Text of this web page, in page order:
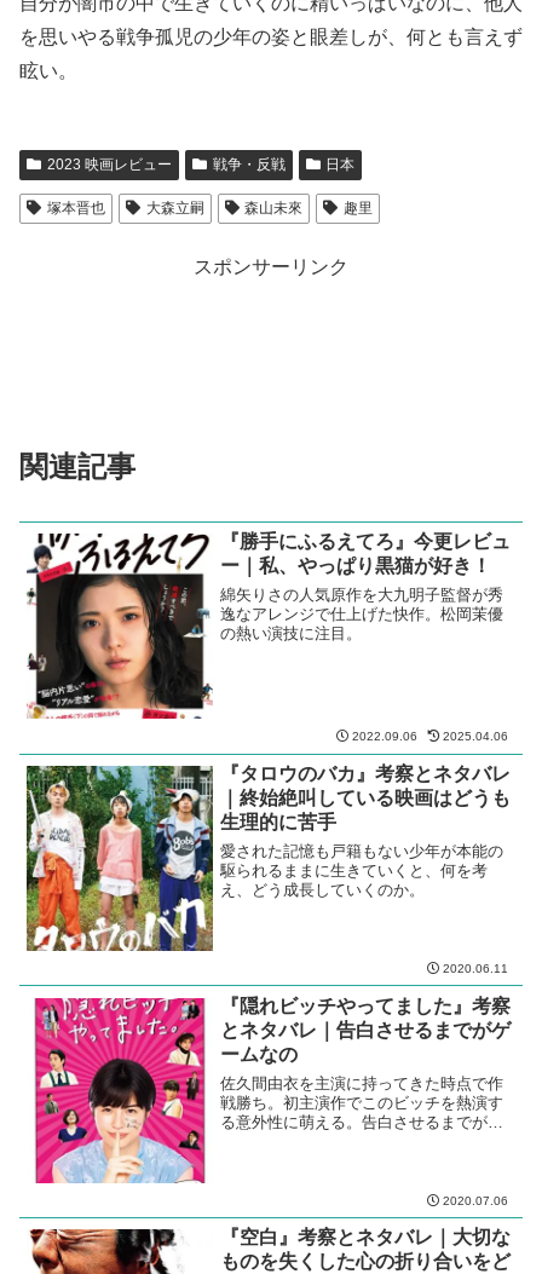
を思いやる戦争孤児の少年の姿と眼差しが、何とも言えず
眩い。
2023 映画レビュー 戦争・反戦 日本
塚本晋也 大森立嗣 森山未來 趣里
スポンサーリンク
関連記事
『勝手にふるえてろ』今更レビュ
ー｜私、やっぱり黒猫が好き！
綿矢りさの人気原作を大九明子監督が秀
逸なアレンジで仕上げた快作。松岡茉優
の熱い演技に注目。
2022.09.06 2025.04.06
『タロウのバカ』考察とネタバレ
｜終始絶叫している映画はどうも
生理的に苦手
愛された記憶も戸籍もない少年が本能の
駆られるままに生きていくと、何を考
え、どう成長していくのか。
2020.06.11
『隠れビッチやってました』考察
とネタバレ｜告白させるまでがゲ
ームなの
佐久間由衣を主演に持ってきた時点で作
戦勝ち。初主演作でこのビッチを熱演す
る意外性に萌える。告白させるまでがゲ
2020.07.06
『空白』考察とネタバレ｜大切な
ものを失くした心の折り合いをど